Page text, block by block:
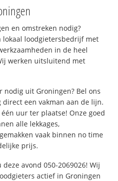
en omstreken nodig?
lokaal loodgietersbedrijf met
in de heel
werken uitsluitend met
uit Groningen? Bel ons
direct een vakman aan de lijn.
uur ter plaatse! Onze goed
alle lekkages,
vaak binnen no time
prijs.
avond 050-2069026! Wij
actief in Groningen